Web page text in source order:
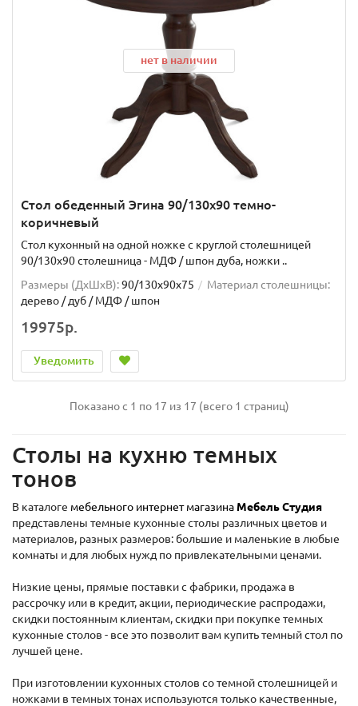
нет в наличии
Стол обеденный Эгина 90/130х90 темно-
коричневый
Стол кухонный на одной ножке с круглой столешницей
90/130х90 столешница - МДФ / шпон дуба, ножки ..
Размеры (ДхШxВ):90/130х90х75
Материал столешницы:
дерево / дуб / МДФ / шпон
19975р.
Уведомить
Показано с 1 по 17 из 17 (всего 1 страниц)
Столы на кухню темных
тонов
В каталоге мебельного интернет магазина Мебель Студия
представлены темные кухонные столы различных цветов и
материалов, разных размеров: большие и маленькие в любые
комнаты и для любых нужд по привлекательными ценами.
Низкие цены, прямые поставки с фабрики, продажа в
рассрочку или в кредит, акции, периодические распродажи,
скидки постоянным клиентам, скидки при покупке темных
кухонные столов - все это позволит вам купить темный стол по
лучшей цене.
При изготовлении кухонных столов со темной столешницей и
ножками в темных тонах используются только качественные,